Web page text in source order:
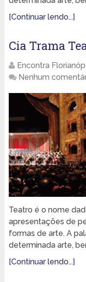
[Continuar lendo...]
Cia Trama
Encontra
Nenhum
Teatro é o nome
apresentações de
formas de arte. A
determinada arte,
[Continuar lendo...]